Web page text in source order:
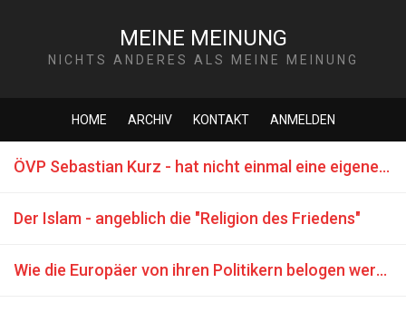
MEINE MEINUNG
NICHTS ANDERES ALS MEINE MEINUNG
HOME ARCHIV KONTAKT ANMELDEN
ÖVP Sebastian Kurz - hat nicht einmal eine eigene Meinung
Der Islam - angeblich die "Religion des Friedens"
Wie die Europäer von ihren Politikern belogen werden